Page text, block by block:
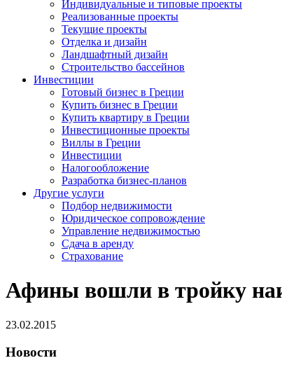
Индивидуальные и типовые проекты
Реализованные проекты
Текущие проекты
Отделка и дизайн
Ландшафтный дизайн
Строительство бассейнов
Инвестиции
Готовый бизнес в Греции
Купить бизнес в Греции
Купить квартиру в Греции
Инвестиционные проекты
Виллы в Греции
Инвестиции
Налогообложение
Разработка бизнес-планов
Другие услуги
Подбор недвижимости
Юридическое сопровождение
Управление недвижимостью
Сдача в аренду
Страхование
Афины вошли в тройку
23.02.2015
Новости